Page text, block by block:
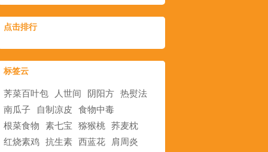
点击排行
标签云
荠菜百叶包 人世间 阴阳方 热熨法
南瓜子
自制凉皮
食物中毒
根菜食物
素七宝 猕猴桃 荞麦枕
红烧素鸡 抗生素 西蓝花
肩周炎